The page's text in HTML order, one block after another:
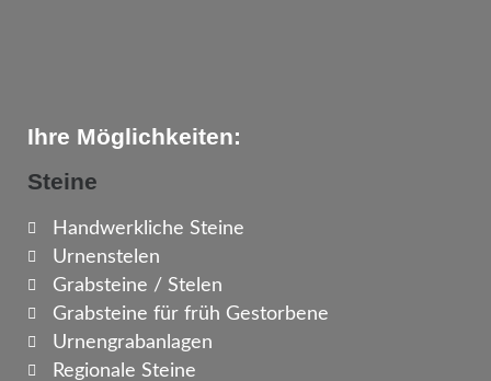
Ihre Möglichkeiten:
Steine
Handwerkliche Steine
Urnenstelen
Grabsteine / Stelen
Grabsteine für früh Gestorbene
Urnengrabanlagen
Regionale Steine